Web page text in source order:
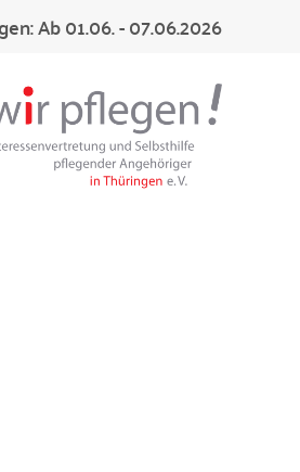
Ab 01.06. - 07.06.2026